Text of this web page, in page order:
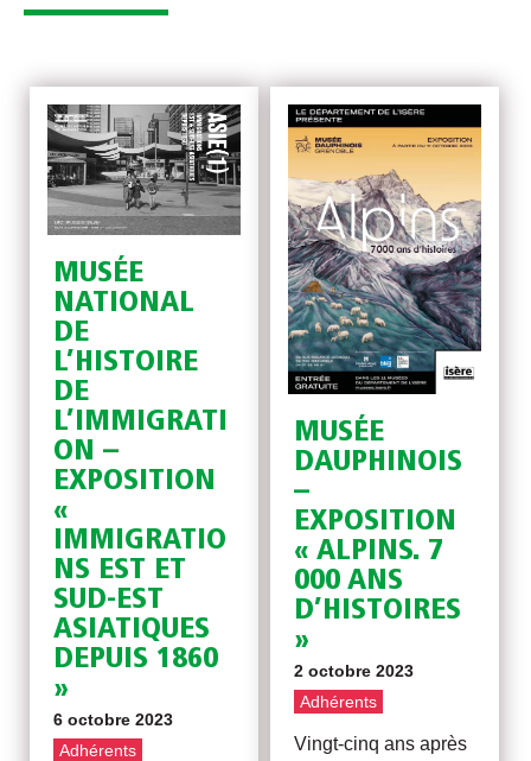
MUSÉE
NATIONAL
DE
L’HISTOIRE
DE
L’IMMIGRATI
ON –
EXPOSITION
«
IMMIGRATIO
NS EST ET
SUD-EST
ASIATIQUES
DEPUIS 1860
»
6 octobre 2023
Adhérents
MUSÉE
DAUPHINOIS
–
EXPOSITION
« ALPINS. 7
000 ANS
D’HISTOIRES
»
2 octobre 2023
Adhérents
Vingt-cinq ans après